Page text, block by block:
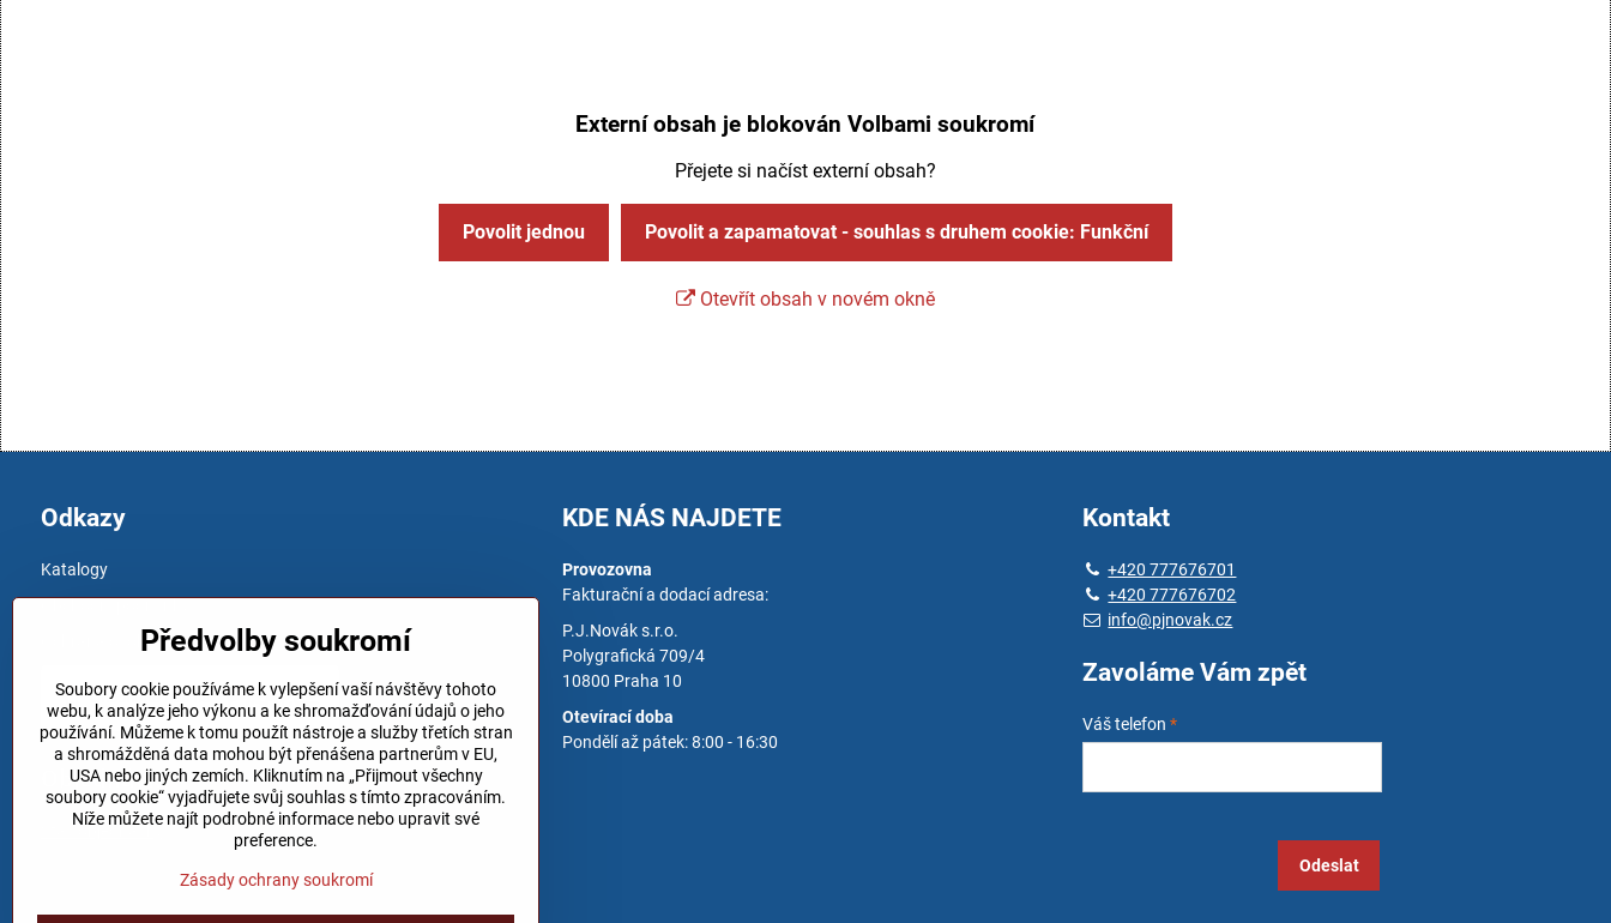
Externí obsah je blokován Volbami soukromí
Přejete si načíst externí obsah?
Povolit jednou Povolit a zapamatovat - souhlas s druhem cookie: Funkční
Otevřít obsah v novém okně
Odkazy
Katalogy
Ochrana osobních údajů
Objednávky
Stav objednávky
KDE NÁS NAJDETE
Provozovna
Fakturační a dodací adresa:
P.J.Novák s.r.o.
Polygrafická 709/4
10800 Praha 10
Otevírací doba
Pondělí až pátek: 8:00 - 16:30
Kontakt
+420 777676701
+420 777676702
info@pjnovak.cz
Zavoláme Vám zpět
Váš telefon*
Odeslat
Předvolby soukromí
Soubory cookie používáme k vylepšení vaší návštěvy tohoto
webu, k analýze jeho výkonu a ke shromažďování údajů o jeho
používání. Můžeme k tomu použít nástroje a služby třetích stran
a shromážděná data mohou být přenášena partnerům v EU,
USA nebo jiných zemích. Kliknutím na „Přijmout všechny
soubory cookie“ vyjadřujete svůj souhlas s tímto zpracováním.
Níže můžete najít podrobné informace nebo upravit své
preference.
Zásady ochrany soukromí